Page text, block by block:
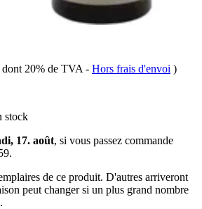
20% de TVA - Hors frais d'envoi )
stock
17. août, si vous passez commande
.
de ce produit. D'autres arriveront
peut changer si un plus grand nombre